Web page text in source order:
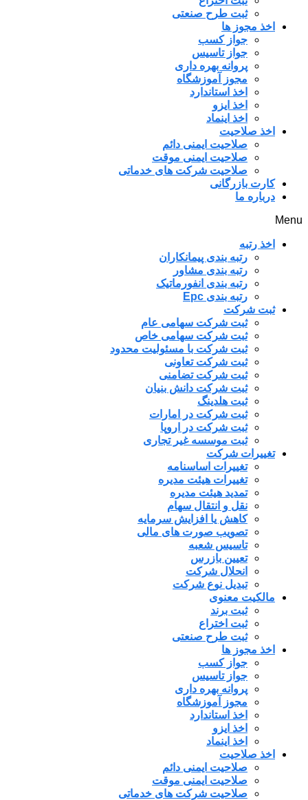
ثبت طرح صنعتی
اخذ مجوز ها
جواز کسب
جواز تاسیس
پروانه بهره داری
مجوز آموزشگاه
اخذ استاندارد
اخذ ایزو
اخذ اینماد
اخذ صلاحیت
صلاحیت ایمنی دائم
صلاحیت ایمنی موقت
صلاحیت شرکت های خدماتی
کارت بازرگانی
درباره ما
Menu
اخذ رتبه
رتبه بندی پیمانکاران
رتبه بندی مشاور
رتبه بندی انفورماتیک
رتبه بندی Epc
ثبت شرکت
ثبت شرکت سهامی عام
ثبت شرکت سهامی خاص
ثبت شرکت با مسئولیت محدود
ثبت شرکت تعاونی
ثبت شرکت تضامنی
ثبت شرکت دانش بنیان
ثبت هلدینگ
ثبت شرکت در امارات
ثبت شرکت در اروپا
ثبت موسسه غیر تجاری
تغییرات شرکت
تغییرات اساسنامه
تغییرات هیئت مدیره
تمدید هیئت مدیره
نقل و انتقال سهام
کاهش یا افزایش سرمایه
تصویب صورت های مالی
تاسیس شعبه
تعیین بازرس
انحلال شرکت
تبدیل نوع شرکت
مالکیت معنوی
ثبت برند
ثبت اختراع
ثبت طرح صنعتی
اخذ مجوز ها
جواز کسب
جواز تاسیس
پروانه بهره داری
مجوز آموزشگاه
اخذ استاندارد
اخذ ایزو
اخذ اینماد
اخذ صلاحیت
صلاحیت ایمنی دائم
صلاحیت ایمنی موقت
صلاحیت شرکت های خدماتی